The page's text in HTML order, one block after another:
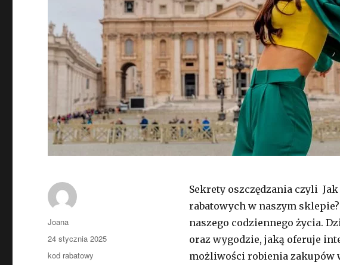
Sekrety oszczędzania czyli
rabatowych w naszym sklepie?
naszego codziennego życia.
oraz wygodzie, jaką oferuje
możliwości robienia zakupów
Autor
Joana
Opublikowano
24 stycznia 2025
Kategorie
kod rabatowy